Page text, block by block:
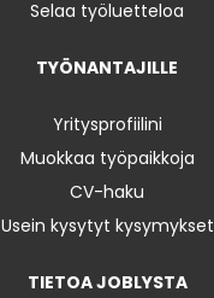
Selaa työluetteloa
TYÖNANTAJILLE
Yritysprofiilini
Muokkaa työpaikkoja
CV-haku
Usein kysytyt kysymykset
TIETOA JOBLYSTA